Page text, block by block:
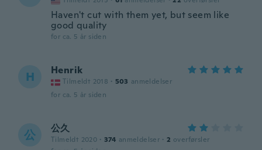
Haven't cut with them yet, but seem like
good quality
for ca. 5 år siden
H Henrik
Tilmeldt 2018 · 503 anmeldelser
for ca. 5 år siden
公 公久
Tilmeldt 2020 · 374 anmeldelser · 2 overførsler